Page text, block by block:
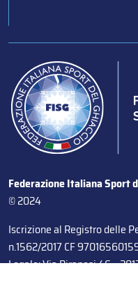
Federazione Italiana Sport
© 2024
Iscrizione al Registro delle
n.1562/2017 CF
Legale: Via Piranesi 46 –